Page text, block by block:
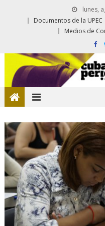
lunes,
Documentos de la UPEC
Medios de